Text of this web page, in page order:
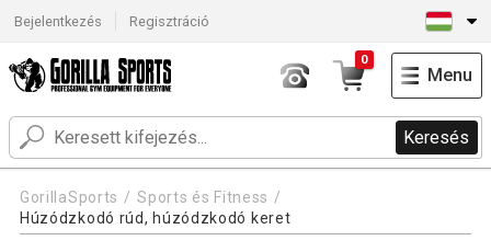
Bejelentkezés Regisztráció
Keresés
0
Menu
GorillaSports
Sports és Fitness
Húzódzkodó rúd, húzódzkodó keret